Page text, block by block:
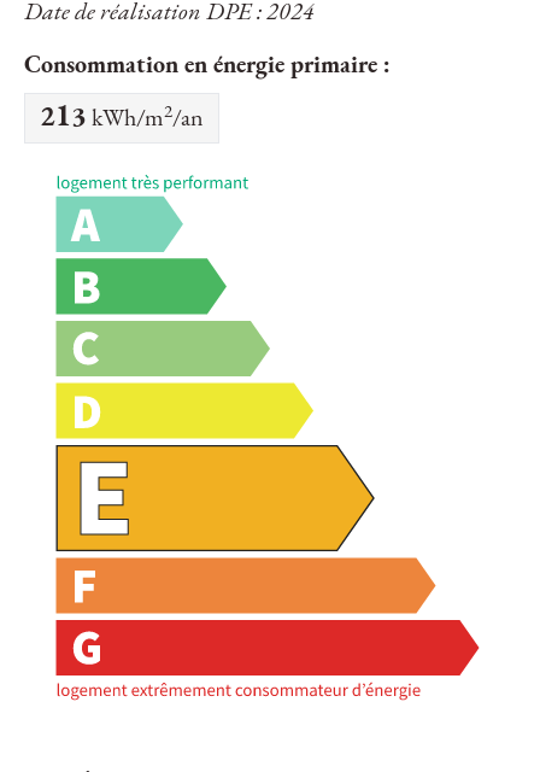
Date de réalisation DPE : 2024
Consommation en énergie primaire :
213 kWh/m2/an